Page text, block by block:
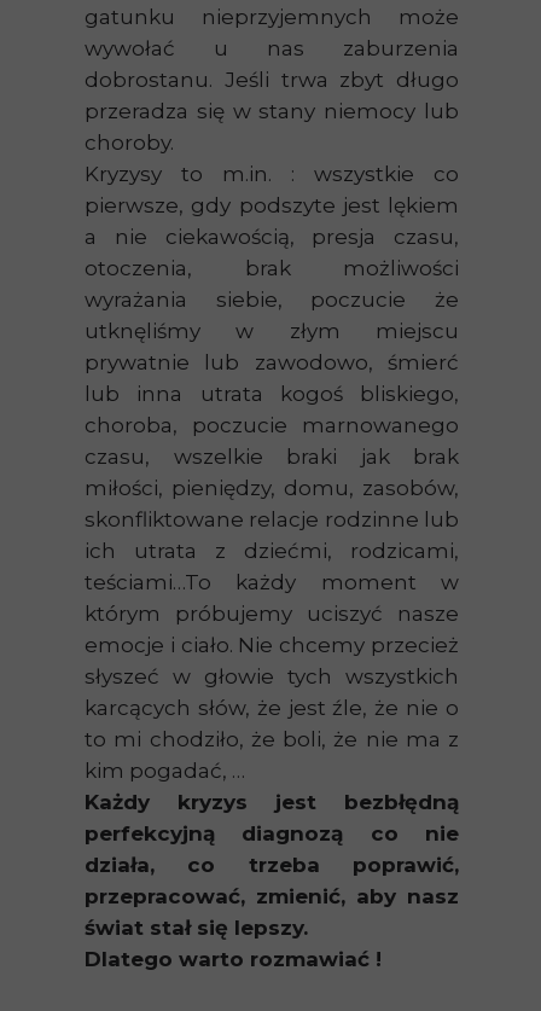
gatunku nieprzyjemnych może
wywołać u nas zaburzenia
dobrostanu. Jeśli trwa zbyt długo
przeradza się w stany niemocy lub
choroby.
Kryzysy to m.in. : wszystkie co
pierwsze, gdy podszyte jest lękiem
a nie ciekawością, presja czasu,
otoczenia, brak możliwości
wyrażania siebie, poczucie że
utknęliśmy w złym miejscu
prywatnie lub zawodowo, śmierć
lub inna utrata kogoś bliskiego,
choroba, poczucie marnowanego
czasu, wszelkie braki jak brak
miłości, pieniędzy, domu, zasobów,
skonfliktowane relacje rodzinne lub
ich utrata z dziećmi, rodzicami,
teściami…To każdy moment w
którym próbujemy uciszyć nasze
emocje i ciało. Nie chcemy przecież
słyszeć w głowie tych wszystkich
karcących słów, że jest źle, że nie o
to mi chodziło, że boli, że nie ma z
kim pogadać, …
Każdy kryzys jest bezbłędną
perfekcyjną diagnozą co nie
działa, co trzeba poprawić,
przepracować, zmienić, aby nasz
świat stał się lepszy.
Dlatego warto rozmawiać !